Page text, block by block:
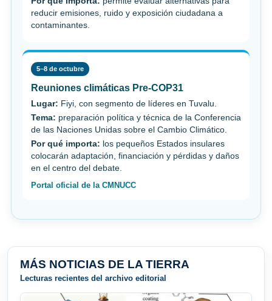
reducir emisiones, ruido y exposición ciudadana a
contaminantes.
5–8 de octubre
Reuniones climáticas Pre-COP31
Lugar: Fiyi, con segmento de líderes en Tuvalu.
Tema: preparación política y técnica de la Conferencia
de las Naciones Unidas sobre el Cambio Climático.
Por qué importa: los pequeños Estados insulares
colocarán adaptación, financiación y pérdidas y daños
en el centro del debate.
Portal oficial de la CMNUCC
MÁS NOTICIAS DE LA TIERRA
Lecturas recientes del archivo editorial